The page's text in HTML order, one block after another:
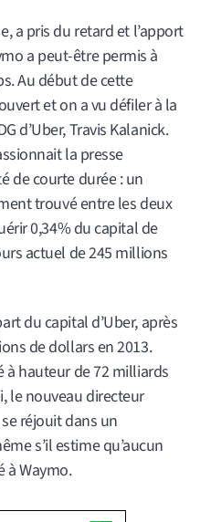
a pris du retard et l’apport
a peut-être permis à
Au début de cette
et on a vu défiler à la
d’Uber, Travis Kalanick.
la presse
de courte durée : un
trouvé entre les deux
0,34% du capital de
actuel de 245 millions
du capital d’Uber, après
de dollars en 2013.
hauteur de 72 milliards
le nouveau directeur
réjouit dans un
s’il estime qu’aucun
à Waymo.